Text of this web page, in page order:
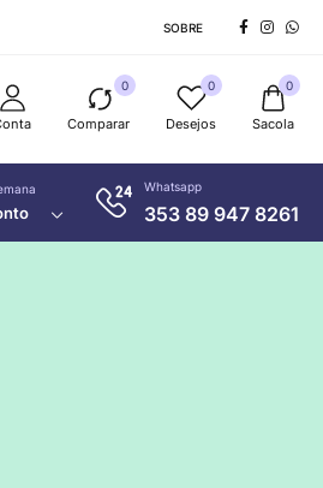
SOBRE
0
Comparar
0
Desejos
0
Sacola
Whatsapp
353 89 947 8261